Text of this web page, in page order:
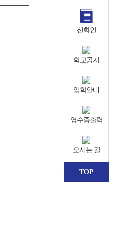
선화인
학교공지
입학안내
영수증출력
오시는 길
TOP